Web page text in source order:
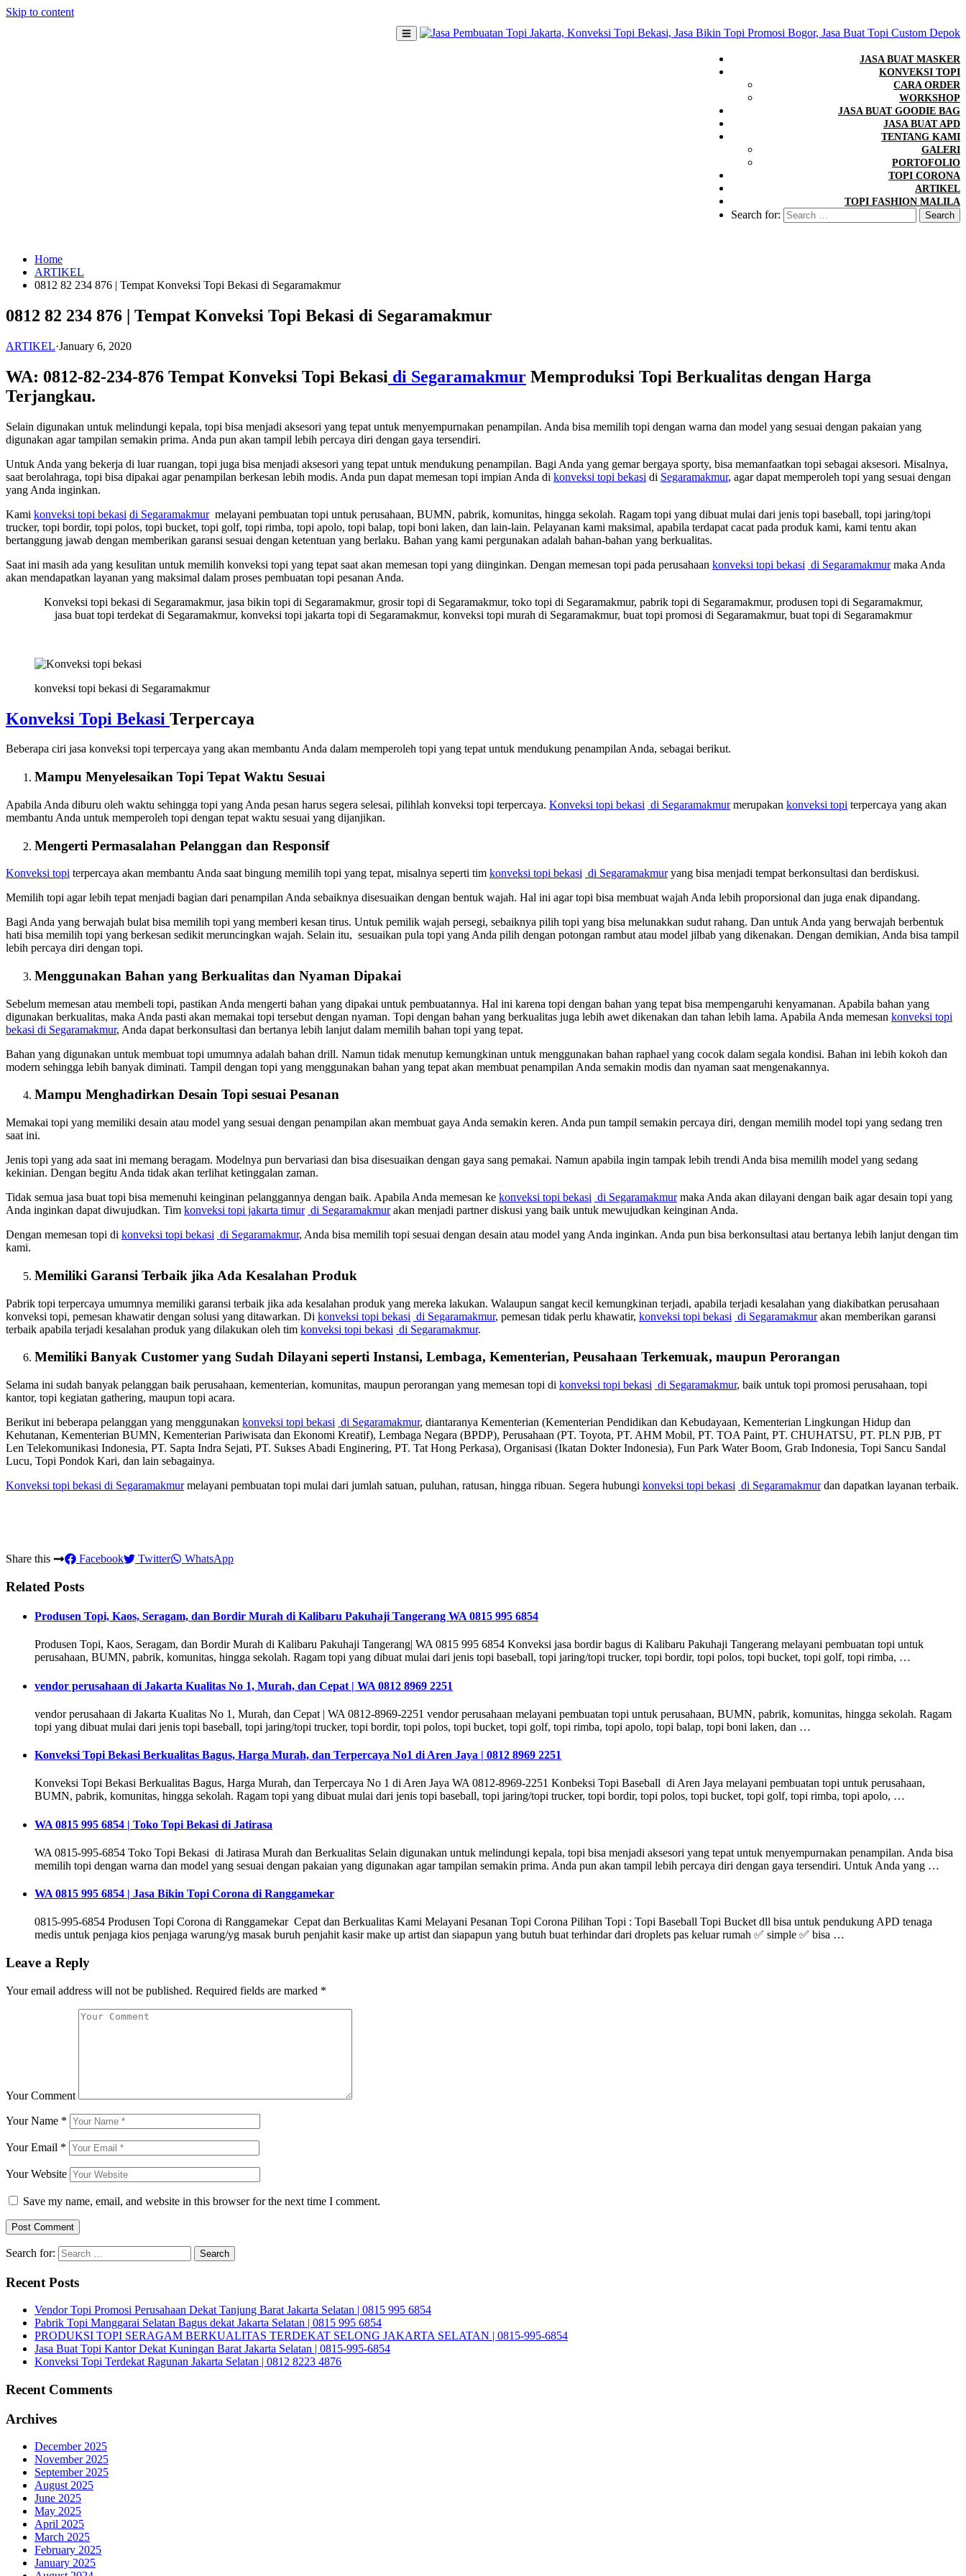
Skip to content
JASA BUAT MASKER
KONVEKSI TOPI
CARA ORDER
WORKSHOP
JASA BUAT GOODIE BAG
JASA BUAT APD
TENTANG KAMI
GALERI
PORTOFOLIO
TOPI CORONA
ARTIKEL
TOPI FASHION MALILA
Search for:
Home
ARTIKEL
0812 82 234 876 | Tempat Konveksi Topi Bekasi di Segaramakmur
0812 82 234 876 | Tempat Konveksi Topi Bekasi di Segaramakmur
ARTIKEL·January 6, 2020
WA: 0812-82-234-876 Tempat Konveksi Topi Bekasi di Segaramakmur Memproduksi Topi Berkualitas dengan Harga
Terjangkau.
Selain digunakan untuk melindungi kepala, topi bisa menjadi aksesori yang tepat untuk menyempurnakan penampilan. Anda bisa memilih topi dengan warna dan model yang sesuai dengan pakaian yang
digunakan agar tampilan semakin prima. Anda pun akan tampil lebih percaya diri dengan gaya tersendiri.
Untuk Anda yang bekerja di luar ruangan, topi juga bisa menjadi aksesori yang tepat untuk mendukung penampilan. Bagi Anda yang gemar bergaya sporty, bisa memanfaatkan topi sebagai aksesori. Misalnya,
saat berolahraga, topi bisa dipakai agar penampilan berkesan lebih modis. Anda pun dapat memesan topi impian Anda di konveksi topi bekasi di Segaramakmur, agar dapat memperoleh topi yang sesuai dengan
yang Anda inginkan.
Kami konveksi topi bekasi di Segaramakmurmelayani pembuatan topi untuk perusahaan, BUMN, pabrik, komunitas, hingga sekolah. Ragam topi yang dibuat mulai dari jenis topi baseball, topi jaring/topi
trucker, topi bordir, topi polos, topi bucket, topi golf, topi rimba, topi apolo, topi balap, topi boni laken, dan lain-lain. Pelayanan kami maksimal, apabila terdapat cacat pada produk kami, kami tentu akan
bertanggung jawab dengan memberikan garansi sesuai dengan ketentuan yang berlaku. Bahan yang kami pergunakan adalah bahan-bahan yang berkualitas.
Saat ini masih ada yang kesulitan untuk memilih konveksi topi yang tepat saat akan memesan topi yang diinginkan. Dengan memesan topi pada perusahaan konveksi topi bekasi di Segaramakmurmaka Anda
akan mendapatkan layanan yang maksimal dalam proses pembuatan topi pesanan Anda.
Konveksi topi bekasi di Segaramakmur, jasa bikin topi di Segaramakmur, grosir topi di Segaramakmur, toko topi di Segaramakmur, pabrik topi di Segaramakmur, produsen topi di Segaramakmur,
jasa buat topi terdekat di Segaramakmur, konveksi topi jakarta topi di Segaramakmur, konveksi topi murah di Segaramakmur, buat topi promosi di Segaramakmur, buat topi di Segaramakmur
konveksi topi bekasi di Segaramakmur
Konveksi Topi Bekasi Terpercaya
Beberapa ciri jasa konveksi topi terpercaya yang akan membantu Anda dalam memperoleh topi yang tepat untuk mendukung penampilan Anda, sebagai berikut.
Mampu Menyelesaikan Topi Tepat Waktu Sesuai
Apabila Anda diburu oleh waktu sehingga topi yang Anda pesan harus segera selesai, pilihlah konveksi topi terpercaya. Konveksi topi bekasi di Segaramakmurmerupakan konveksi topi terpercaya yang akan
membantu Anda untuk memperoleh topi dengan tepat waktu sesuai yang dijanjikan.
Mengerti Permasalahan Pelanggan dan Responsif
Konveksi topi terpercaya akan membantu Anda saat bingung memilih topi yang tepat, misalnya seperti tim konveksi topi bekasi di Segaramakmuryang bisa menjadi tempat berkonsultasi dan berdiskusi.
Memilih topi agar lebih tepat menjadi bagian dari penampilan Anda sebaiknya disesuaikan dengan bentuk wajah. Hal ini agar topi bisa membuat wajah Anda lebih proporsional dan juga enak dipandang.
Bagi Anda yang berwajah bulat bisa memilih topi yang memberi kesan tirus. Untuk pemilik wajah persegi, sebaiknya pilih topi yang bisa melunakkan sudut rahang. Dan untuk Anda yang berwajah berbentuk
hati bisa memilih topi yang berkesan sedikit meruncingkan wajah. Selain itu, sesuaikan pula topi yang Anda pilih dengan potongan rambut atau model jilbab yang dikenakan. Dengan demikian, Anda bisa tampil
lebih percaya diri dengan topi.
Menggunakan Bahan yang Berkualitas dan Nyaman Dipakai
Sebelum memesan atau membeli topi, pastikan Anda mengerti bahan yang dipakai untuk pembuatannya. Hal ini karena topi dengan bahan yang tepat bisa mempengaruhi kenyamanan. Apabila bahan yang
digunakan berkualitas, maka Anda pasti akan memakai topi tersebut dengan nyaman. Topi dengan bahan yang berkualitas juga lebih awet dikenakan dan tahan lebih lama. Apabila Anda memesan konveksi topi
bekasi di Segaramakmur, Anda dapat berkonsultasi dan bertanya lebih lanjut dalam memilih bahan topi yang tepat.
Bahan yang digunakan untuk membuat topi umumnya adalah bahan drill. Namun tidak menutup kemungkinan untuk menggunakan bahan raphael yang cocok dalam segala kondisi. Bahan ini lebih kokoh dan
modern sehingga lebih banyak diminati. Tampil dengan topi yang menggunakan bahan yang tepat akan membuat penampilan Anda semakin modis dan nyaman saat mengenakannya.
Mampu Menghadirkan Desain Topi sesuai Pesanan
Memakai topi yang memiliki desain atau model yang sesuai dengan penampilan akan membuat gaya Anda semakin keren. Anda pun tampil semakin percaya diri, dengan memilih model topi yang sedang tren
saat ini.
Jenis topi yang ada saat ini memang beragam. Modelnya pun bervariasi dan bisa disesuaikan dengan gaya sang pemakai. Namun apabila ingin tampak lebih trendi Anda bisa memilih model yang sedang
kekinian. Dengan begitu Anda tidak akan terlihat ketinggalan zaman.
Tidak semua jasa buat topi bisa memenuhi keinginan pelanggannya dengan baik. Apabila Anda memesan ke konveksi topi bekasi di Segaramakmurmaka Anda akan dilayani dengan baik agar desain topi yang
Anda inginkan dapat diwujudkan. Tim konveksi topi jakarta timur di Segaramakmurakan menjadi partner diskusi yang baik untuk mewujudkan keinginan Anda.
Dengan memesan topi di konveksi topi bekasi di Segaramakmur, Anda bisa memilih topi sesuai dengan desain atau model yang Anda inginkan. Anda pun bisa berkonsultasi atau bertanya lebih lanjut dengan tim
kami.
Memiliki Garansi Terbaik jika Ada Kesalahan Produk
Pabrik topi terpercaya umumnya memiliki garansi terbaik jika ada kesalahan produk yang mereka lakukan. Walaupun sangat kecil kemungkinan terjadi, apabila terjadi kesalahan yang diakibatkan perusahaan
konveksi topi, pemesan khawatir dengan solusi yang ditawarkan. Di konveksi topi bekasi di Segaramakmur, pemesan tidak perlu khawatir, konveksi topi bekasi di Segaramakmurakan memberikan garansi
terbaik apabila terjadi kesalahan produk yang dilakukan oleh tim konveksi topi bekasi di Segaramakmur.
Memiliki Banyak Customer yang Sudah Dilayani seperti Instansi, Lembaga, Kementerian, Peusahaan Terkemuak, maupun Perorangan
Selama ini sudah banyak pelanggan baik perusahaan, kementerian, komunitas, maupun perorangan yang memesan topi di konveksi topi bekasi di Segaramakmur, baik untuk topi promosi perusahaan, topi
kantor, topi kegiatan gathering, maupun topi acara.
Berikut ini beberapa pelanggan yang menggunakan konveksi topi bekasi di Segaramakmur, diantaranya Kementerian (Kementerian Pendidikan dan Kebudayaan, Kementerian Lingkungan Hidup dan
Kehutanan, Kementerian BUMN, Kementerian Pariwisata dan Ekonomi Kreatif), Lembaga Negara (BPDP), Perusahaan (PT. Toyota, PT. AHM Mobil, PT. TOA Paint, PT. CHUHATSU, PT. PLN PJB, PT
Len Telekomunikasi Indonesia, PT. Sapta Indra Sejati, PT. Sukses Abadi Enginering, PT. Tat Hong Perkasa), Organisasi (Ikatan Dokter Indonesia), Fun Park Water Boom, Grab Indonesia, Topi Sancu Sandal
Lucu, Topi Pondok Kari, dan lain sebagainya.
Konveksi topi bekasi di Segaramakmurmelayani pembuatan topi mulai dari jumlah satuan, puluhan, ratusan, hingga ribuan. Segera hubungi konveksi topi bekasi di Segaramakmurdan dapatkan layanan terbaik.
Share this Facebook Twitter WhatsApp
Related Posts
Produsen Topi, Kaos, Seragam, dan Bordir Murah di Kalibaru Pakuhaji Tangerang WA 0815 995 6854
Produsen Topi, Kaos, Seragam, dan Bordir Murah di Kalibaru Pakuhaji Tangerang| WA 0815 995 6854 Konveksi jasa bordir bagus di Kalibaru Pakuhaji Tangerang melayani pembuatan topi untuk
perusahaan, BUMN, pabrik, komunitas, hingga sekolah. Ragam topi yang dibuat mulai dari jenis topi baseball, topi jaring/topi trucker, topi bordir, topi polos, topi bucket, topi golf, topi rimba, …
vendor perusahaan di Jakarta Kualitas No 1, Murah, dan Cepat | WA 0812 8969 2251
vendor perusahaan di Jakarta Kualitas No 1, Murah, dan Cepat | WA 0812-8969-2251 vendor perusahaan melayani pembuatan topi untuk perusahaan, BUMN, pabrik, komunitas, hingga sekolah. Ragam
topi yang dibuat mulai dari jenis topi baseball, topi jaring/topi trucker, topi bordir, topi polos, topi bucket, topi golf, topi rimba, topi apolo, topi balap, topi boni laken, dan …
Konveksi Topi Bekasi Berkualitas Bagus, Harga Murah, dan Terpercaya No1 di Aren Jaya | 0812 8969 2251
Konveksi Topi Bekasi Berkualitas Bagus, Harga Murah, dan Terpercaya No 1 di Aren Jaya WA 0812-8969-2251 Konbeksi Topi Baseball di Aren Jaya melayani pembuatan topi untuk perusahaan,
BUMN, pabrik, komunitas, hingga sekolah. Ragam topi yang dibuat mulai dari jenis topi baseball, topi jaring/topi trucker, topi bordir, topi polos, topi bucket, topi golf, topi rimba, topi apolo, …
WA 0815 995 6854 | Toko Topi Bekasi di Jatirasa
WA 0815-995-6854 Toko Topi Bekasi di Jatirasa Murah dan Berkualitas Selain digunakan untuk melindungi kepala, topi bisa menjadi aksesori yang tepat untuk menyempurnakan penampilan. Anda bisa
memilih topi dengan warna dan model yang sesuai dengan pakaian yang digunakan agar tampilan semakin prima. Anda pun akan tampil lebih percaya diri dengan gaya tersendiri. Untuk Anda yang …
WA 0815 995 6854 | Jasa Bikin Topi Corona di Ranggamekar
0815-995-6854 Produsen Topi Corona di Ranggamekar Cepat dan Berkualitas Kami Melayani Pesanan Topi Corona Pilihan Topi : Topi Baseball Topi Bucket dll bisa untuk pendukung APD tenaga
medis untuk penjaga kios penjaga warung/yg masak buruh penjahit kasir make up artist dan siapapun yang butuh buat terhindar dari droplets pas keluar rumah ✅ simple ✅ bisa …
Leave a Reply
Your email address will not be published. Required fields are marked *
Your Comment
Your Name *
Your Email *
Your Website
Save my name, email, and website in this browser for the next time I comment.
Search for:
Recent Posts
Vendor Topi Promosi Perusahaan Dekat Tanjung Barat Jakarta Selatan | 0815 995 6854
Pabrik Topi Manggarai Selatan Bagus dekat Jakarta Selatan | 0815 995 6854
PRODUKSI TOPI SERAGAM BERKUALITAS TERDEKAT SELONG JAKARTA SELATAN | 0815-995-6854
Jasa Buat Topi Kantor Dekat Kuningan Barat Jakarta Selatan | 0815-995-6854
Konveksi Topi Terdekat Ragunan Jakarta Selatan | 0812 8223 4876
Recent Comments
Archives
December 2025
November 2025
September 2025
August 2025
June 2025
May 2025
April 2025
March 2025
February 2025
January 2025